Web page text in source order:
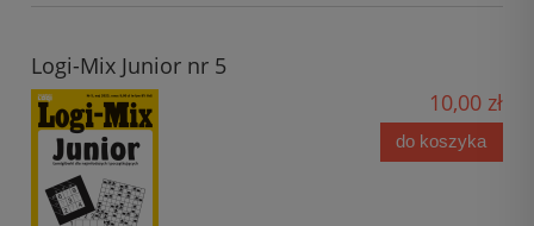
Logi-Mix Junior nr 5
10,00 zł
do koszyka